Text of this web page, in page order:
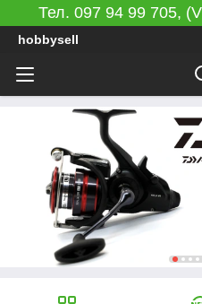
Тел. 097 94 99 705,
hobbysell